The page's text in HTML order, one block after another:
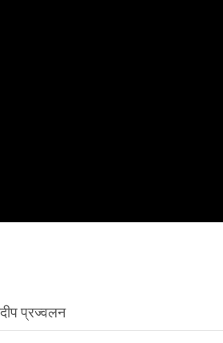
दीप प्रज्वलन